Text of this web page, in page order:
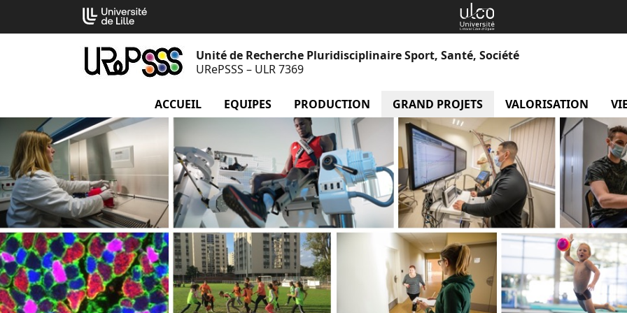
contenu
Unité de Recherche Pluridisciplinaire Sport, Santé, Société
URePSSS – ULR 7369
ACCUEIL menu Accueil
EQUIPES menu Equipes
PRODUCTION menu Production
GRAND PROJETS menu Grand projets
VALORISATION
Cookies management panel